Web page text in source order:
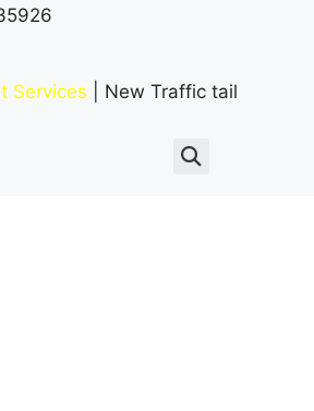
Services | New Traffic tail